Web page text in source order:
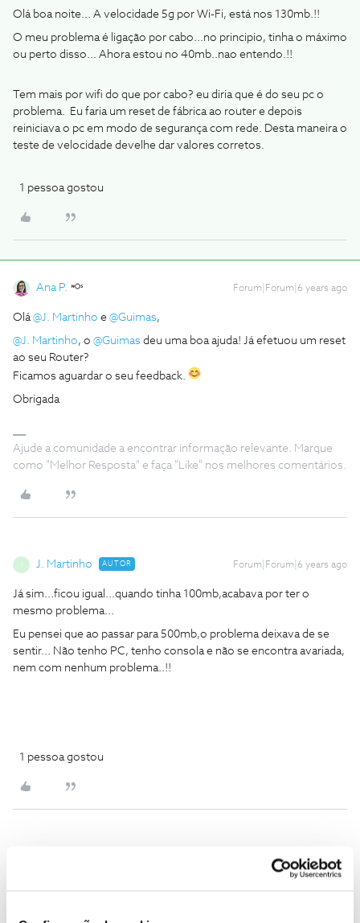
Olá boa noite... A velocidade 5g por Wi-Fi, está nos 130mb.!!
O meu problema é ligação por cabo...no principio, tinha o máximo
ou perto disso... Ahora estou no 40mb..nao entendo.!!
Tem mais por wifi do que por cabo? eu diria que é do seu pc o
problema. Eu faria um reset de fábrica ao router e depois
reiniciava o pc em modo de segurança com rede. Desta maneira o
teste de velocidade develhe dar valores corretos.
1 pessoa gostou
Ana P. Forum|Forum|6 years ago
Olá@J. Martinho e @Guimas,
@J. Martinho, o @Guimas deu uma boa ajuda! Já efetuou um reset
ao seu Router?
Ficamos aguardar o seu feedback.
Obrigada
Ajude a comunidade a encontrar informação relevante. Marque
como "Melhor Resposta" e faça "Like" nos melhores comentários.
J. Martinho AUTOR Forum|Forum|6 years ago
Já sim...ficou igual...quando tinha 100mb,acabava por ter o
mesmo problema...
Eu pensei que ao passar para 500mb,o problema deixava de se
sentir... Não tenho PC, tenho consola e não se encontra avariada,
nem com nenhum problema..!!
1 pessoa gostou
Forum|Forum|6 years ago